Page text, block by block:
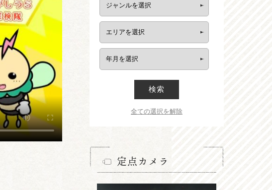
検索
全ての選択を解除
定点カメラ